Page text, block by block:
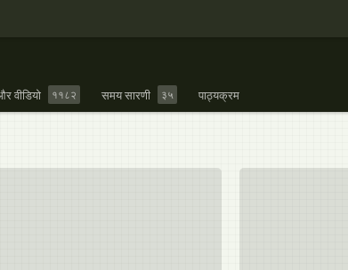
वीडियो ११८२ समय सारणी ३५ पाठ्यक्रम